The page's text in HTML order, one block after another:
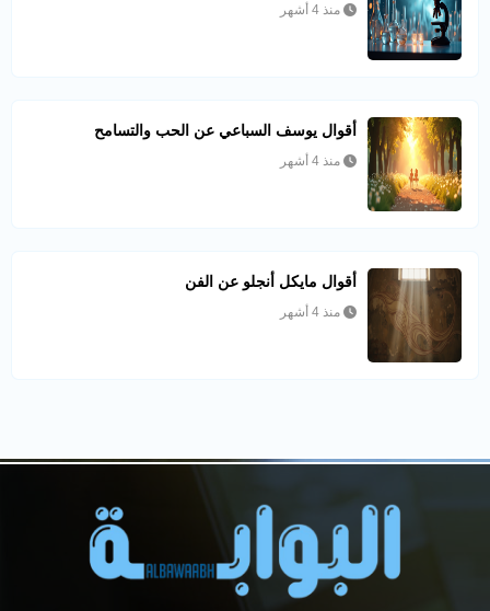
منذ 4 أشهر
أقوال يوسف السباعي عن الحب والتسامح
منذ 4 أشهر
أقوال مايكل أنجلو عن الفن
منذ 4 أشهر